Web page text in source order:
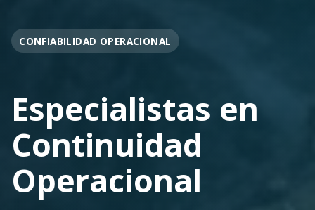
OPERACIÓN EN FAENA
Soporte
Operacional
Continuo